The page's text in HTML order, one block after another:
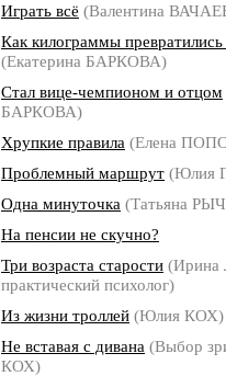
Играть всё (Валентина
Как килограммы
(Екатерина БАРКОВА)
Стал вице-чемпионом и отцом
БАРКОВА)
Хрупкие правила (Елена
Проблемный маршрут (Юлия
Одна минуточка (Татьяна
На пенсии не скучно?
Три возраста старости
практический психолог)
Из жизни троллей (Юлия КОХ)
Не вставая с дивана (Выбор
КОХ)